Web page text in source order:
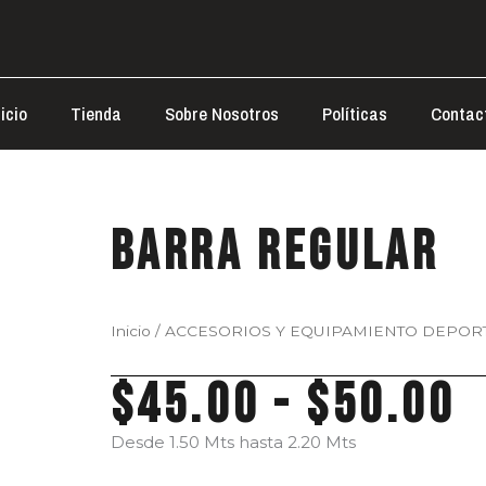
Tienda Sobre Nosotros Políticas
Barra Regular
Inicio / ACCESORIOS Y EQUIPAMIENTO
$45.00 - $50.00
Desde 1.50 Mts hasta 2.20 Mts